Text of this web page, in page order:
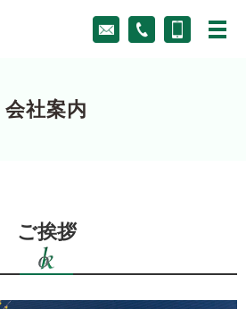
会社案内
ご挨拶